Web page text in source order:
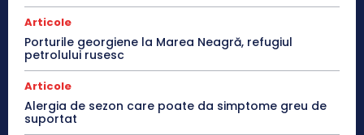
Articole
Porturile georgiene la Marea Neagră, refugiul
petrolului rusesc
Articole
Alergia de sezon care poate da simptome greu de
suportat